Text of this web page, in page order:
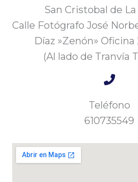
San Cristobal de
Calle Fotógrafo José
Díaz ​»Zenón» Oficina
(Al lado de Tranvía
Teléfono
610735549